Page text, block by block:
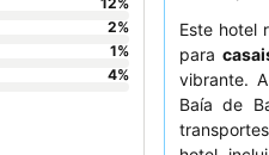
Este hotel
para
vibrante.
Baía de
2%
1%
4%